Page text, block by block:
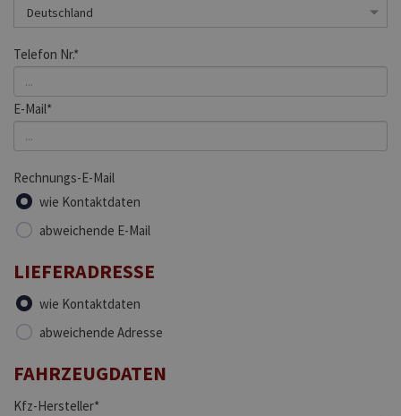
Telefon Nr.*
E-Mail*
Rechnungs-E-Mail
wie Kontaktdaten
abweichende E-Mail
LIEFERADRESSE
wie Kontaktdaten
abweichende Adresse
FAHRZEUGDATEN
Kfz-Hersteller*